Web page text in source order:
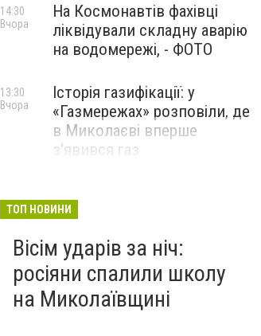
На Космонавтів фахівці
ліквідували складну аварію
на водомережі, - ФОТО
14:30
Вчора
Історія газифікації: у
«Газмережах» розповіли, де
в Миколаєві вперше
з'явився газ
13:30
Вчора
Миколаєві 2026: шукаємо
перезавантаження
ПАРТНЕРСЬКИЙ СПЕЦПРОЄКТ
Вчора
ТОП НОВИНИ
Вісім ударів за ніч:
росіяни спалили школу
на Миколаївщині